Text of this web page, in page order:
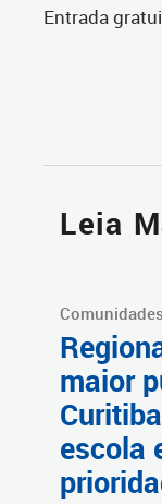
Entrada
Leia
maior
escola